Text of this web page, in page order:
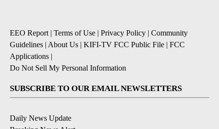
EEO Report| Terms of Use | Privacy Policy | Community
Guidelines | About Us | KIFI-TV FCC Public File | FCC
Applications |
Do Not Sell My Personal Information
SUBSCRIBE TO OUR EMAIL NEWSLETTERS
Daily News Update